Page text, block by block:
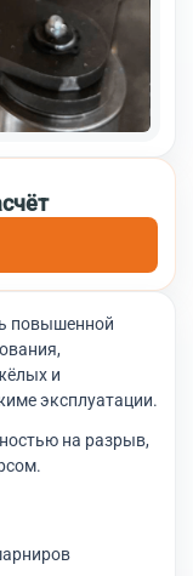
повышенной
и
эксплуатации.
на разрыв,